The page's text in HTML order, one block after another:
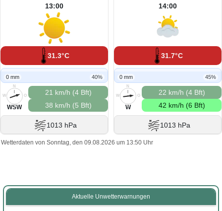
13:00
31.3°C
0 mm 40%
N
O
S
W
WSW
21 km/h (4 Bft)
38 km/h (5 Bft)
1013 hPa
14:00
31.7°C
0 mm 45%
N
O
S
W
W
22 km/h (4 Bft)
42 km/h (6 Bft)
1013 hPa
Wetterdaten von Sonntag, den 09.08.2026 um 13:50 Uhr
Aktuelle Unwetterwarnungen